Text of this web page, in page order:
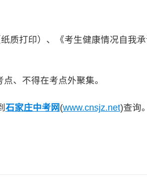
打印）、《考生健康情况自我
、不得在考点外聚集。
石家庄中考网 (www.cnsjz.net)查询。